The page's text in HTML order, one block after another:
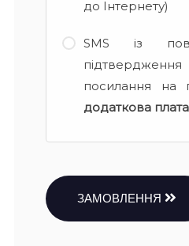
до Інтернету)
SMS із
посилання на
додаткова
ЗАМОВЛЕННЯ